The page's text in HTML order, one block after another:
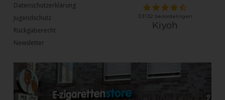
Datenschutzerklärung
Jugendschutz
Rückgaberecht
Newsletter